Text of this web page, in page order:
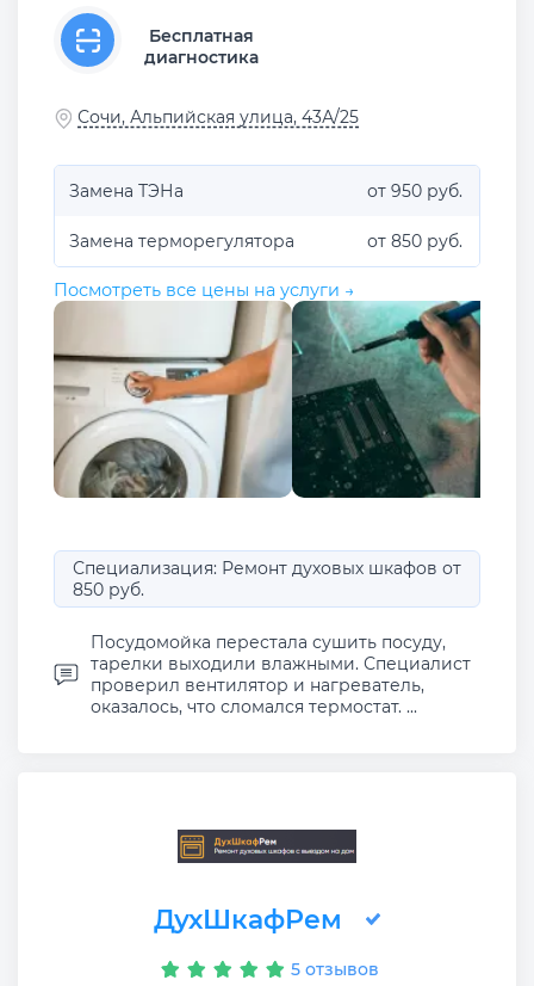
Бесплатная
диагностика
Сочи, Альпийская улица, 43А/25
Замена ТЭНа от 950 руб.
Замена терморегулятора от 850 руб.
Посмотреть все цены на услуги →
Специализация: Ремонт духовых шкафов от
850 руб.
Посудомойка перестала сушить посуду,
тарелки выходили влажными. Специалист
проверил вентилятор и нагреватель,
оказалось, что сломался термостат. ...
ДухШкафРем
5 отзывов